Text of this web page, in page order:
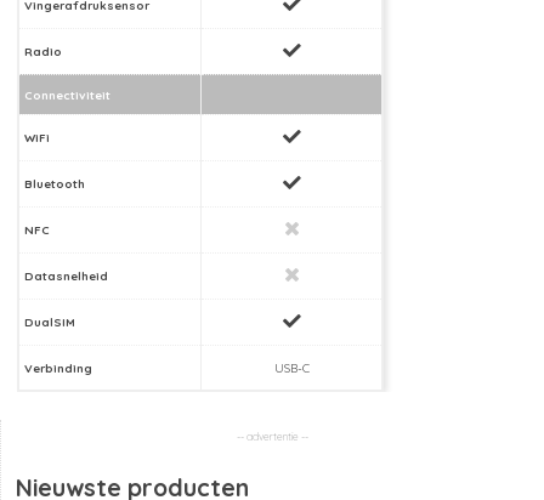
Vingerafdruksensor
Radio
Connectiviteit
WiFi
Bluetooth
NFC
Datasnelheid
DualSIM
Verbinding USB-C
Nieuwste producten